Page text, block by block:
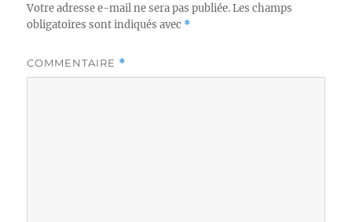
Votre adresse e-mail ne sera pas publiée. Les champs
obligatoires sont indiqués avec *
COMMENTAIRE *